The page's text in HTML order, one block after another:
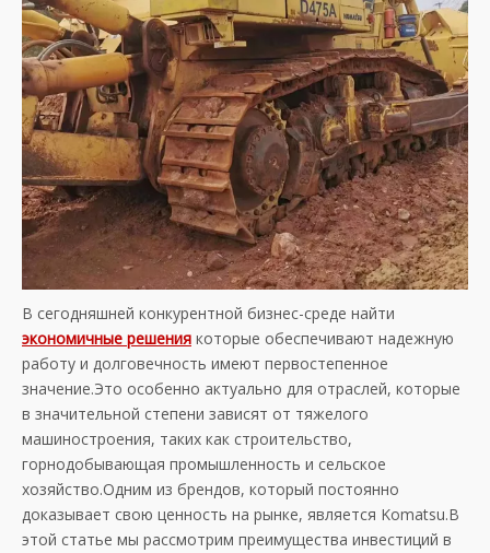
В сегодняшней конкурентной бизнес-среде найти
экономичные решения которые обеспечивают надежную
работу и долговечность имеют первостепенное
значение.Это особенно актуально для отраслей, которые
в значительной степени зависят от тяжелого
машиностроения, таких как строительство,
горнодобывающая промышленность и сельское
хозяйство.Одним из брендов, который постоянно
доказывает свою ценность на рынке, является Komatsu.В
этой статье мы рассмотрим преимущества инвестиций в